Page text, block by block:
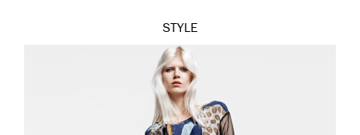
STYLE